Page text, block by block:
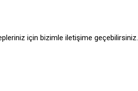
için bizimle iletişime geçebilirsiniz.